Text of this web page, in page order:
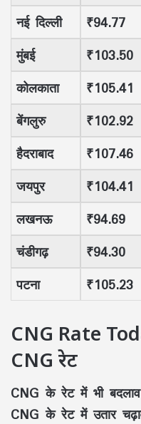
नई दिल्ली
₹94.77
मुंबई
₹103.50
कोलकाता
₹105.41
बेंगलुरु
₹102.92
हैदराबाद
₹107.46
जयपुर
₹104.41
लखनऊ
₹94.69
चंडीगढ़
₹94.30
पटना
₹105.23
CNG Rate
CNG रेट
CNG के रेट में भी
CNG के रेट में उतार